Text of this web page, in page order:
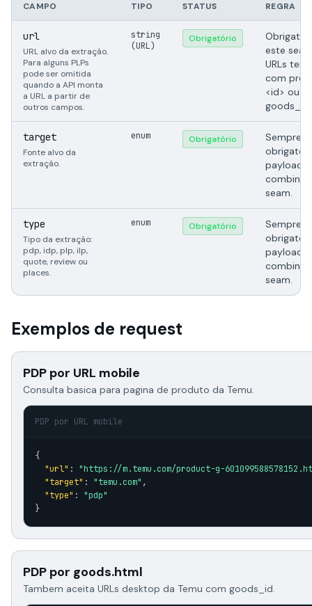
CAMPO TIPO STATUS REGRA
url
URL alvo da extração.
Para alguns PLPs
pode ser omitida
quando a API monta
a URL a partir de
outros campos.
string
(URL)
Obrigatório
este
URLs
com
<id> ou
goods_id.
target
Fonte alvo da
extração.
enum Obrigatório
Sempre
payload
seam.
type
Tipo da extração:
pdp, idp, plp, ilp,
quote, review ou
places.
enum Obrigatório
Sempre
payload
seam.
Exemplos de request
PDP por URL mobile
Consulta basica para pagina de produto da Temu.
PDP por URL mobile
{
"url" : "https://m.temu.com/product-g-
"target" : "temu.com" ,
"type" : "pdp"
}
PDP por goods.html
Tambem aceita URLs desktop da Temu com goods_id.